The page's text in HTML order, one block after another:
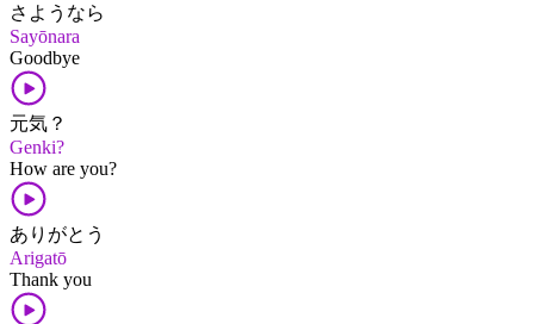
さようなら
Sayōnara
Goodbye
元気？
Genki?
How are you?
ありがとう
Arigatō
Thank you